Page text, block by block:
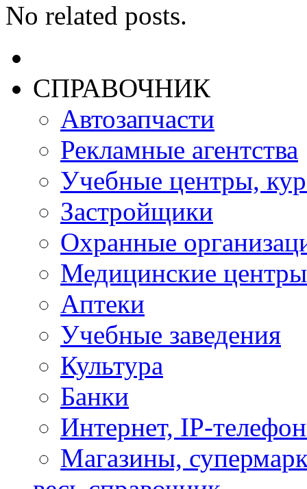
No related posts.
СПРАВОЧНИК
Автозапчасти
Рекламные агентства
Учебные центры,
Застройщики
Охранные
Медицинские центры
Аптеки
Учебные заведения
Культура
Банки
Интернет, IP-
Магазины,